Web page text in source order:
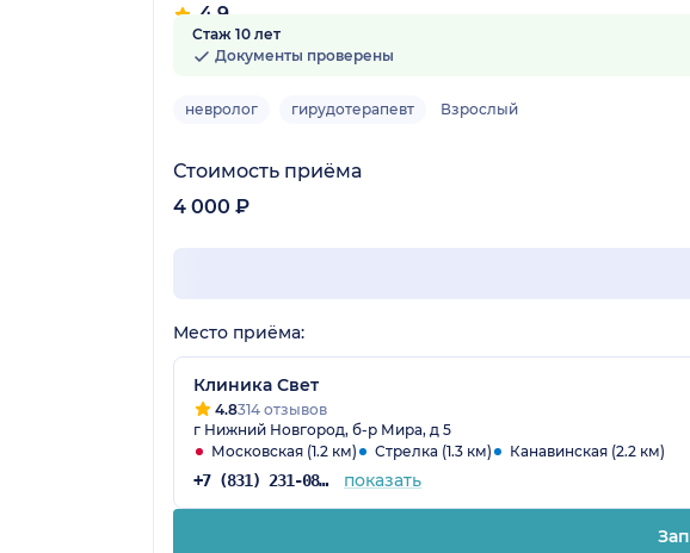
4.9
61 отзыв
Стаж 10 лет
Документы проверены
невролог гирудотерапевт Взрослый
Стоимость приёма
4 000 ₽
Место приёма:
Клиника Свет
4.8314 отзывов
г Нижний Новгород, б-р Мира, д 5
Московская (1.2 км)
Стрелка (1.3 км) Канавинская (2.2 км)
+7 (831) 231-08-17 показать